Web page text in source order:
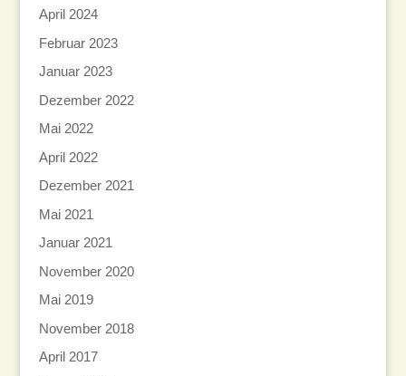
April 2024
Februar 2023
Januar 2023
Dezember 2022
Mai 2022
April 2022
Dezember 2021
Mai 2021
Januar 2021
November 2020
Mai 2019
November 2018
April 2017